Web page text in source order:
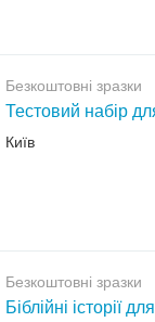
Безкоштовні зразки
Тестовий набір
Київ
Безкоштовні зразки
Біблійні історії